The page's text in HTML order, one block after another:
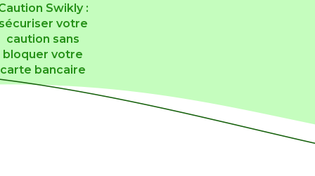
Swikly :
sécuriser votre
caution sans
bloquer votre
carte bancaire